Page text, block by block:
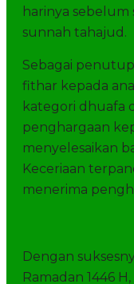
harinya
sunnah tahajud.
Sebagai
fithar kepada
kategori dhuafa
penghargaan
menyelesaikan
Keceriaan
menerima
Dengan
Ramadan 1446